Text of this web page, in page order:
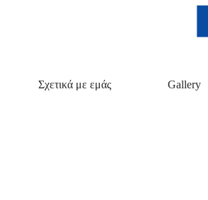
Σχετικά με εμάς Gallery